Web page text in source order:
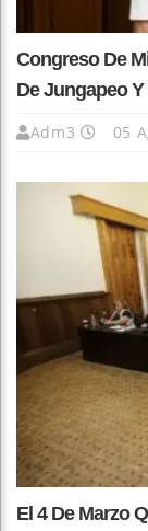
Congreso De
De Jungapeo
Adm3 05
El 4 De Marzo